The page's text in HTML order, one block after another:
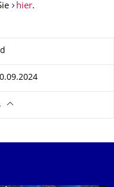
hier.